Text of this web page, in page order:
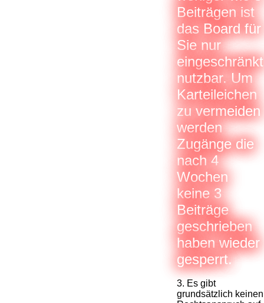
Beiträgen ist
das Board für
Sie nur
eingeschränkt
nutzbar. Um
Karteileichen
zu vermeiden
werden
Zugänge die
nach 4
Wochen
keine 3
Beiträge
geschrieben
haben wieder
gesperrt.
3. Es gibt
grundsätzlich keinen